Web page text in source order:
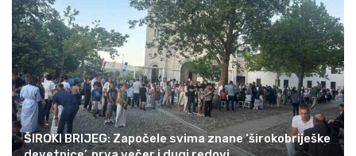
ŠIROKI BRIJEG: Započele svima znane ‘širokobriješke